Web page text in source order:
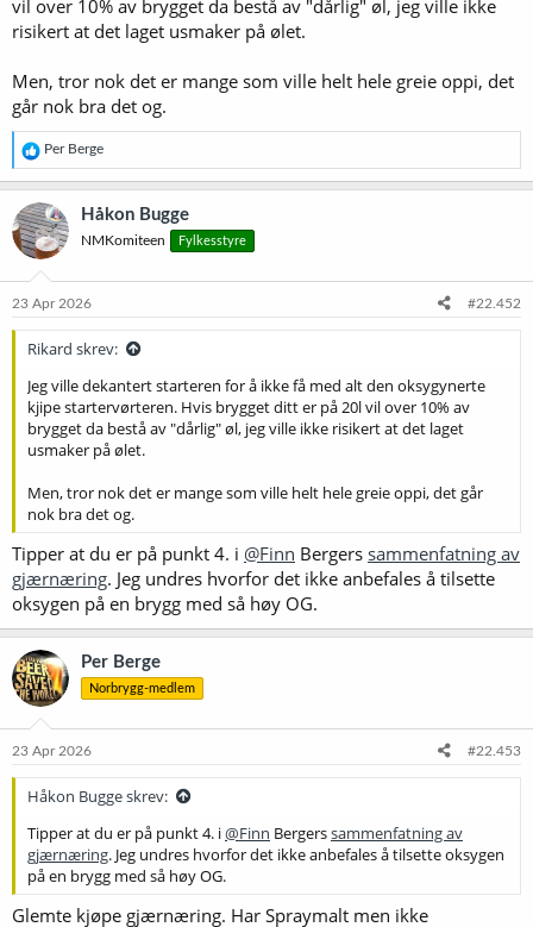
vil over 10% av brygget da bestå av "dårlig" øl, jeg ville ikke
risikert at det laget usmaker på ølet.
Men, tror nok det er mange som ville helt hele greie oppi, det
går nok bra det og.
R
e
a
k
s
j
o
e
Per Berge
Håkon Bugge
NMKomiteen Fylkesstyre
23 Apr 2026 #22.452
Rikard skrev:
Jeg ville dekantert starteren for å ikke få med alt den oksygynerte
kjipe startervørteren. Hvis brygget ditt er på 20l vil over 10% av
brygget da bestå av "dårlig" øl, jeg ville ikke risikert at det laget
usmaker på ølet.
Men, tror nok det er mange som ville helt hele greie oppi, det går
nok bra det og.
Tipper at du er på punkt 4. i @Finn Bergers sammenfatning av
gjærnæring. Jeg undres hvorfor det ikke anbefales å tilsette
oksygen på en brygg med så høy OG.
Per Berge
Norbrygg-medlem
23 Apr 2026 #22.453
Håkon Bugge skrev:
Tipper at du er på punkt 4. i@Finn Bergerssammenfatning av
gjærnæring. Jeg undres hvorfor det ikke anbefales å tilsette oksygen
på en brygg med så høy OG.
Glemte kjøpe gjærnæring. Har Spraymalt men ikke